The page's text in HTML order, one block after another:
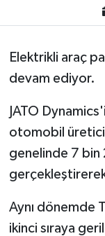
Elektrikli araç
devam ediyor.
JATO
otomobil
genelinde 7 bin
Aynı dönemde
ikinci sıraya